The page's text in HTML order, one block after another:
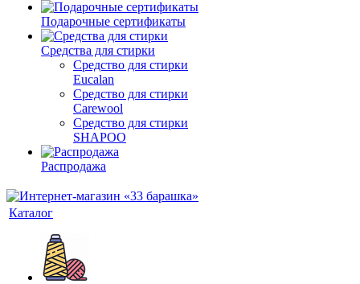
Подарочные сертификаты
Средства для стирки
Средство для стирки
Eucalan
Средство для стирки
Carewool
Средство для стирки
SHAPOO
Распродажа
Каталог